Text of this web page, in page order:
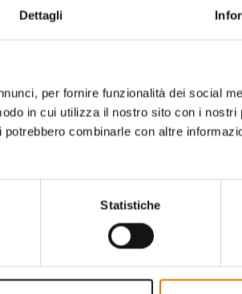
Dettagli
per fornire funzionalità dei social
in cui utilizza il nostro sito con i nostri
combinarle con altre
Statistiche
Il